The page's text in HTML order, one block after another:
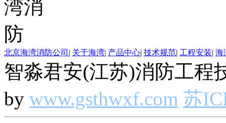
北京海湾消防公司 | 关于海湾| 产品中心| 技术规范| 工程安装| 海
智淼君安(江苏)消防工程
by www.gsthwxf.com 苏